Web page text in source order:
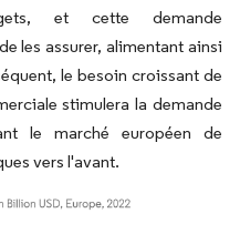
et cette demande
les assurer, alimentant ainsi
le besoin croissant de
stimulera la demande
le marché européen de
vers l'avant.